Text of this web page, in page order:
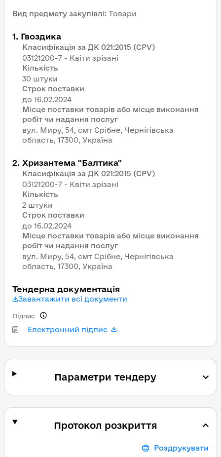
Вид предмету закупівлі: Товари
1. Гвоздика
Класифікація за ДК 021:2015 (CPV)
03121200-7 - Квіти зрізані
Кількість
30 штуки
Строк поставки
Місце поставки товарів або місце виконання
робіт чи надання послуг
вул. Миру, 54, смт Срібне, Чернігівська
область, 17300, Україна
2. Хризантема "Балтика"
Класифікація за ДК 021:2015 (CPV)
03121200-7 - Квіти зрізані
Кількість
2 штуки
Строк поставки
Місце поставки товарів або місце виконання
робіт чи надання послуг
вул. Миру, 54, смт Срібне, Чернігівська
область, 17300, Україна
Тендерна документація
Завантажити всі документи
Електронний підпис
Підпис
Параметри тендеру
Протокол розкриття
Роздрукувати